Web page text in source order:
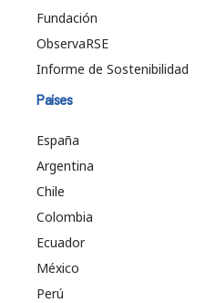
Fundación
ObservaRSE
Informe de Sostenibilidad
Países
España
Argentina
Chile
Colombia
Ecuador
México
Perú